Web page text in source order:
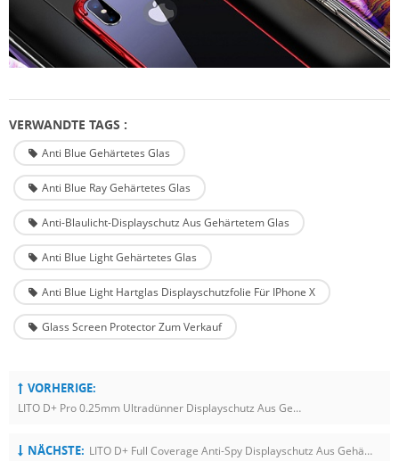
VERWANDTE TAGS :
Anti Blue Gehärtetes Glas
Anti Blue Ray Gehärtetes Glas
Anti-Blaulicht-Displayschutz Aus Gehärtetem Glas
Anti Blue Light Gehärtetes Glas
Anti Blue Light Hartglas Displayschutzfolie Für IPhone X
Glass Screen Protector Zum Verkauf
VORHERIGE:
LITO D+ Pro 0.25mm Ultradünner Displayschutz Aus Gehärtetem Vollglas Für IPhone 13 Pro Max
NÄCHSTE: LITO D+ Full Coverage Anti-Spy Displayschutz Aus Gehärtetem Glas Für Apple IPhone 14 Pro Max